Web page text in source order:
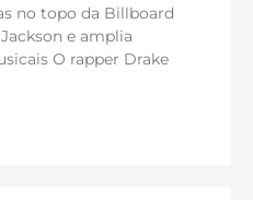
no topo da Billboard
e amplia
O rapper Drake